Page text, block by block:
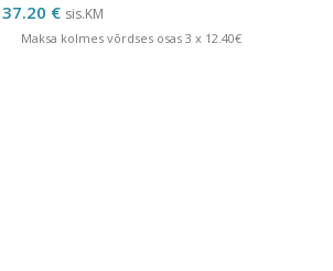
37.20 € sis.KM
Maksa kolmes võrdses osas 3 x 12.40€